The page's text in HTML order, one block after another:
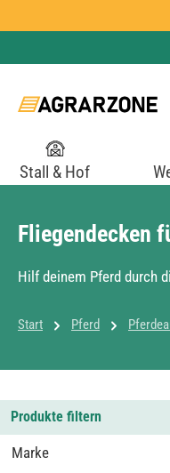
Stall & Hof
Fliegendecken
Hilf deinem Pferd durch
Start Pferd
Produkte filtern
Marke